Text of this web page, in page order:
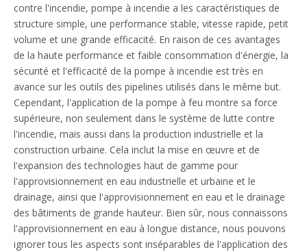
contre l'incendie, pompe à incendie a les caractéristiques de
structure simple, une performance stable, vitesse rapide, petit
volume et une grande efficacité. En raison de ces avantages
de la haute performance et faible consommation d'énergie, la
sécurité et l'efficacité de la pompe à incendie est très en
avance sur les outils des pipelines utilisés dans le même but.
Cependant, l'application de la pompe à feu montre sa force
supérieure, non seulement dans le système de lutte contre
l'incendie, mais aussi dans la production industrielle et la
construction urbaine. Cela inclut la mise en œuvre et de
l'expansion des technologies haut de gamme pour
l'approvisionnement en eau industrielle et urbaine et le
drainage, ainsi que l'approvisionnement en eau et le drainage
des bâtiments de grande hauteur. Bien sûr, nous connaissons
l'approvisionnement en eau à longue distance, nous pouvons
ignorer tous les aspects sont inséparables de l'application des